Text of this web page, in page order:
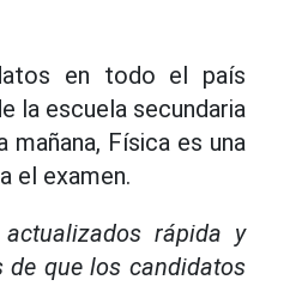
en todo el país
la escuela secundaria
Física es una
el examen.
rápida y
de que los candidatos